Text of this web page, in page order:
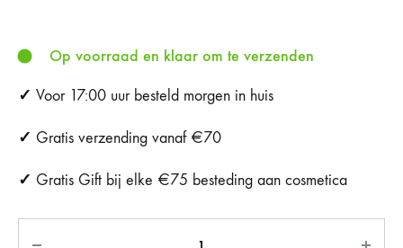
Op voorraad en klaar om te verzenden
✓ Voor 17:00 uur besteld morgen in huis
✓ Gratis verzending vanaf €70
✓ Gratis Gift bij elke €75 besteding aan cosmetica